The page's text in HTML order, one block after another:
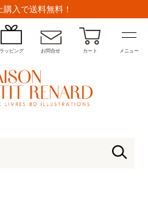
入で送料無料！
ラッピング お問合せ カート メニュー